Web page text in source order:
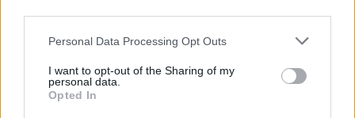
Personal Data Processing Opt Outs
I want to opt-out of the Sharing of my
personal data.
Opted In
Prometeuszu, Księgi Hioba oraz
wybranych kontekstów.
Cierpienie jest nieodłączną częścią ludzkiego